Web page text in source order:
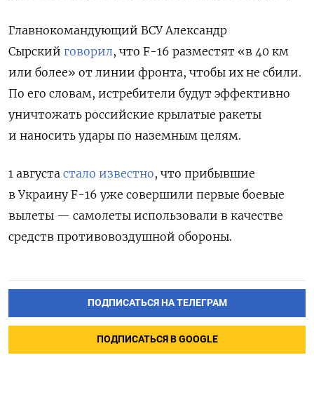
Главнокомандующий ВСУ Александр
Сырский говорил, что F-16 разместят «в 40 км
или более» от линии фронта, чтобы их не сбили.
По его словам, истребители будут эффективно
уничтожать российские крылатые ракеты
и наносить удары по наземным целям.
1 августа стало известно, что прибывшие
в Украину F-16 уже совершили первые боевые
вылеты — самолеты использовали в качестве
средств противовоздушной обороны.
ПОДПИСАТЬСЯ НА ТЕЛЕГРАМ
ПОДПИСАТЬСЯ В GOOGLE